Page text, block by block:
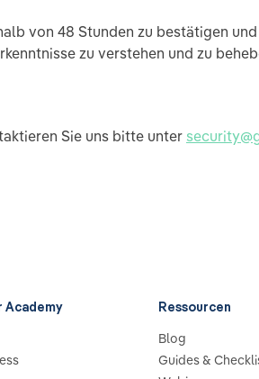
von 48 Stunden zu bestätigen
zu verstehen und zu
Sie uns bitte unter
Academy
Ressourcen
Blog
Guides &